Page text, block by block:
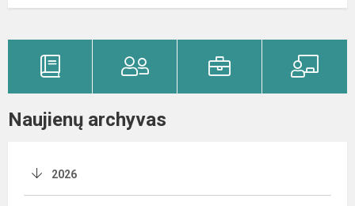
Naujienų archyvas
2026